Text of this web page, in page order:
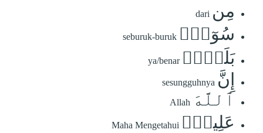
مِن dari
سُوٓءِۚ seburuk-buruk
بَلَىٰٓۚ ya/benar
إِنَّ sesungguhnya
ٱللَّهَ Allah
عَلِيمُۢ Maha Mengetahui